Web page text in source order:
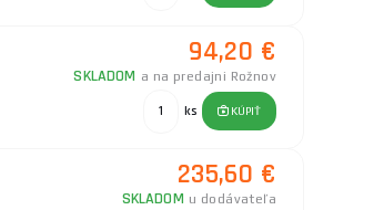
94,20 €
SKLADOM a na predajni Rožnov
ks KÚPIŤ
235,60 €
SKLADOM u dodávateľa